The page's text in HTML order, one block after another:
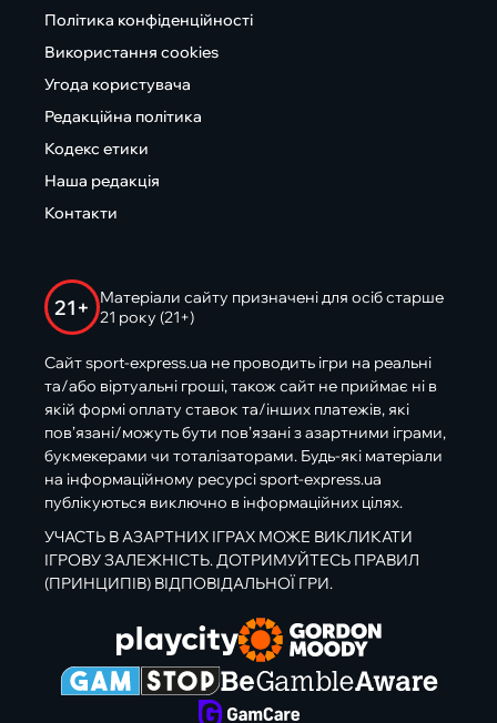
Політика конфіденційності
Використання cookies
Угода користувача
Редакційна політика
Кодекс етики
Наша редакція
Контакти
21+
Матеріали сайту призначені для осіб старше
21 року (21+)
Сайт sport-express.ua не проводить ігри на реальні
та/або віртуальні гроші, також сайт не приймає ні в
якій формі оплату ставок та/інших платежів, які
пов’язані/можуть бути пов’язані з азартними іграми,
букмекерами чи тоталізаторами. Будь-які матеріали
на інформаційному ресурсі sport-express.ua
публікуються виключно в інформаційних цілях.
УЧАСТЬ В АЗАРТНИХ ІГРАХ МОЖЕ ВИКЛИКАТИ
ІГРОВУ ЗАЛЕЖНІСТЬ. ДОТРИМУЙТЕСЬ ПРАВИЛ
(ПРИНЦИПІВ) ВІДПОВІДАЛЬНОЇ ГРИ.